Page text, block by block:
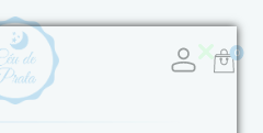
0